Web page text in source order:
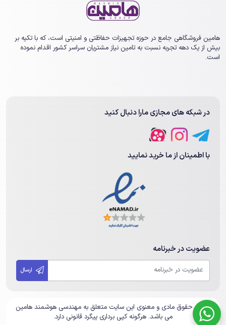
بررسی انواع مانیتور بر اساس پنل
شما می‌توانید با توجه به حوزه‌ی فعالیت خود، ایده آل ترین و بهترین
در نظر داشته باشید که نمایشگرهای کامپیوتر با توجه به طراحی و
ویژگی‌هایی که دارند، به انواع مختلفی دسته‌بندی می‌شوند. بنابراین
اطلاعات دقیقی را به دست آورید. بهترین انواع نمایشگرهای کامپیوتر بر
اساس نوع پنل عبارت‌اند از:
پنل های آی پی اس از بهترین انواع پنل های مورداستفاده در
طراحی مانیتورها هستند. توجه داشته باشید که پنل های آی پی اس
سوی دیگر با افزایش زاویه دید کاربران، کیفیت رنگ‌های تولیدشده در پنل
مذکور به‌هیچ‌عنوان کاهش پیدا نمی‌کند. گرافیست‌ها می‌توانند با خیال
آسوده از نمایشگر کامپیوتر آی پی اس استفاده کنند. از مهم‌ترین معایب
اشاره کرد. بنابراین گیمرها نمی‌توانند به‌راحتی از تجهیزات یادشده
استفاده نمایند.
هامین فروشگاهی جامع در حوزه تجهیزات حفاظتی و امنیتی است، که با تکیه بر
بیش از یک ‏دهه تجربه نسبت به تامین نیاز مشتریان سراسر کشور اقدام نموده
است.
در شبکه های مجازی مارا دنبال کنید
با اطمینان از ما خرید نمایید
عضویت در خبرنامه
تمامی حقوق مادی و معنوی این سایت متعلق به مهندسی هوشمند هامین
می باشد. هرگونه کپی برداری پیگرد قانونی دارد.